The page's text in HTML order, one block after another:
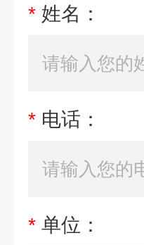
* 姓名：
* 电话：
* 单位：